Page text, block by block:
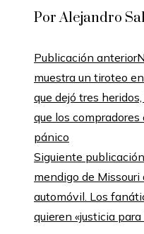
Por Alejandro
Publicación anterior
muestra un tiroteo
que dejó tres
que los
pánico
Siguiente publicación
mendigo de
automóvil. Los
quieren «justicia para